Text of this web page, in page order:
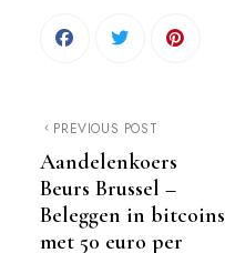
PREVIOUS POST
Aandelenkoers
Beurs Brussel –
Beleggen in bitcoins
met 50 euro per